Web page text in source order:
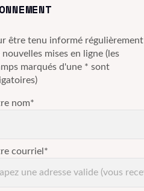
être tenu informé régulièrement
nouvelles mises en ligne (les
marqués d'une * sont
nom*
courriel*